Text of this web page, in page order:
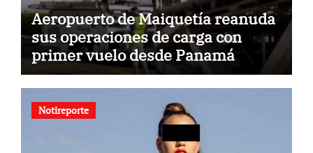
Aeropuerto de Maiquetía reanuda
sus operaciones de carga con
primer vuelo desde Panamá
Notireporte